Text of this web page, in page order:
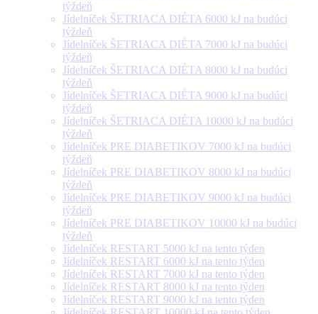
týždeň
Jídelníček ŠETRIACA DIÉTA 6000 kJ na budúci
týždeň
Jídelníček ŠETRIACA DIÉTA 7000 kJ na budúci
týždeň
Jídelníček ŠETRIACA DIÉTA 8000 kJ na budúci
týždeň
Jídelníček ŠETRIACA DIÉTA 9000 kJ na budúci
týždeň
Jídelníček ŠETRIACA DIÉTA 10000 kJ na budúci
týždeň
Jídelníček PRE DIABETIKOV 7000 kJ na budúci
týždeň
Jídelníček PRE DIABETIKOV 8000 kJ na budúci
týždeň
Jídelníček PRE DIABETIKOV 9000 kJ na budúci
týždeň
Jídelníček PRE DIABETIKOV 10000 kJ na budúci
týždeň
Jídelníček RESTART 5000 kJ na tento týden
Jídelníček RESTART 6000 kJ na tento týden
Jídelníček RESTART 7000 kJ na tento týden
Jídelníček RESTART 8000 kJ na tento týden
Jídelníček RESTART 9000 kJ na tento týden